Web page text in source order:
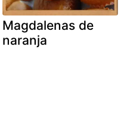
Magdalenas de
naranja